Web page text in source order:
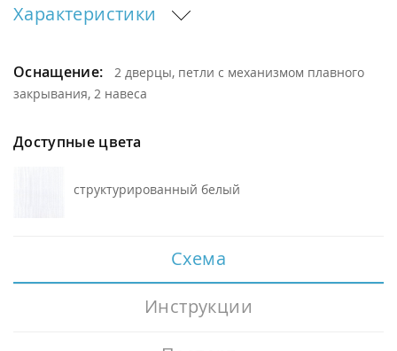
Характеристики
Оснащение:2 дверцы, петли с механизмом плавного
закрывания, 2 навеса
Доступные цвета
структурированный белый
Схема
Инструкции